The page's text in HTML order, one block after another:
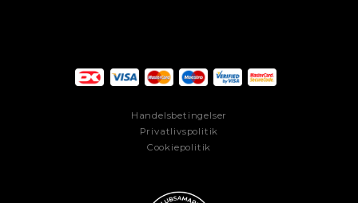
Handelsbetingelser
Privatlivspolitik
Cookiepolitik